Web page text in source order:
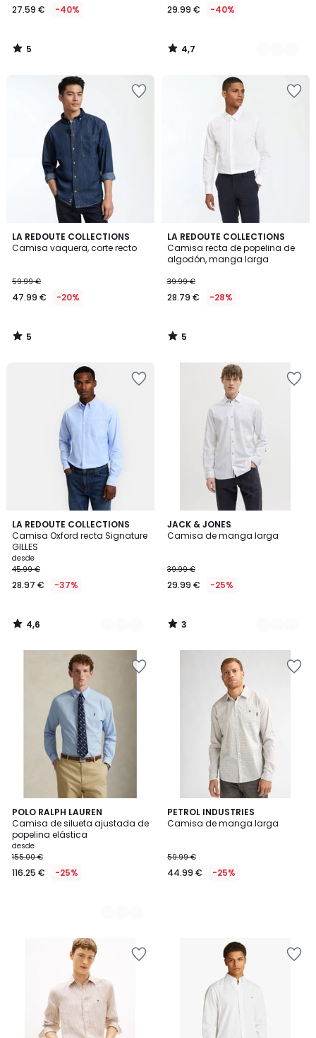
27.59 € -40%
5
/
29.99 € -40%
4,7
/
LA REDOUTE COLLECTIONS
Camisa vaquera, corte recto
59.99 €
47.99 € -20%
5
/
5
/
LA REDOUTE COLLECTIONS
Camisa recta de popelina de
algodón, manga larga
39.99 €
28.79 € -28%
5
/
5
5
/
LA REDOUTE COLLECTIONS
Camisa Oxford recta Signature
GILLES
desde
45.99 €
28.97 € -37%
4,6
/ 5
2
Colores
4,6
/
JACK & JONES
Camisa de manga larga
39.99 €
29.99 € -25%
3
/
3
Colores
3
/
POLO RALPH LAUREN
Camisa de silueta ajustada de
popelina elástica
desde
155.00 €
116.25 € -25%
2
Colores
PETROL INDUSTRIES
Camisa de manga larga
59.99 €
44.99 € -25%